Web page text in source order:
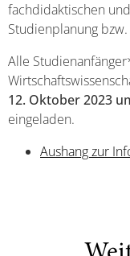
fachdidaktischen
Studienplanung
Alle
12. Oktober 2023
eingeladen.
Aushang zur